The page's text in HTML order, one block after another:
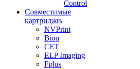
Control
Совместимые
картриджи
NVPrint
Bion
CET
ELP Imaging
Fplus